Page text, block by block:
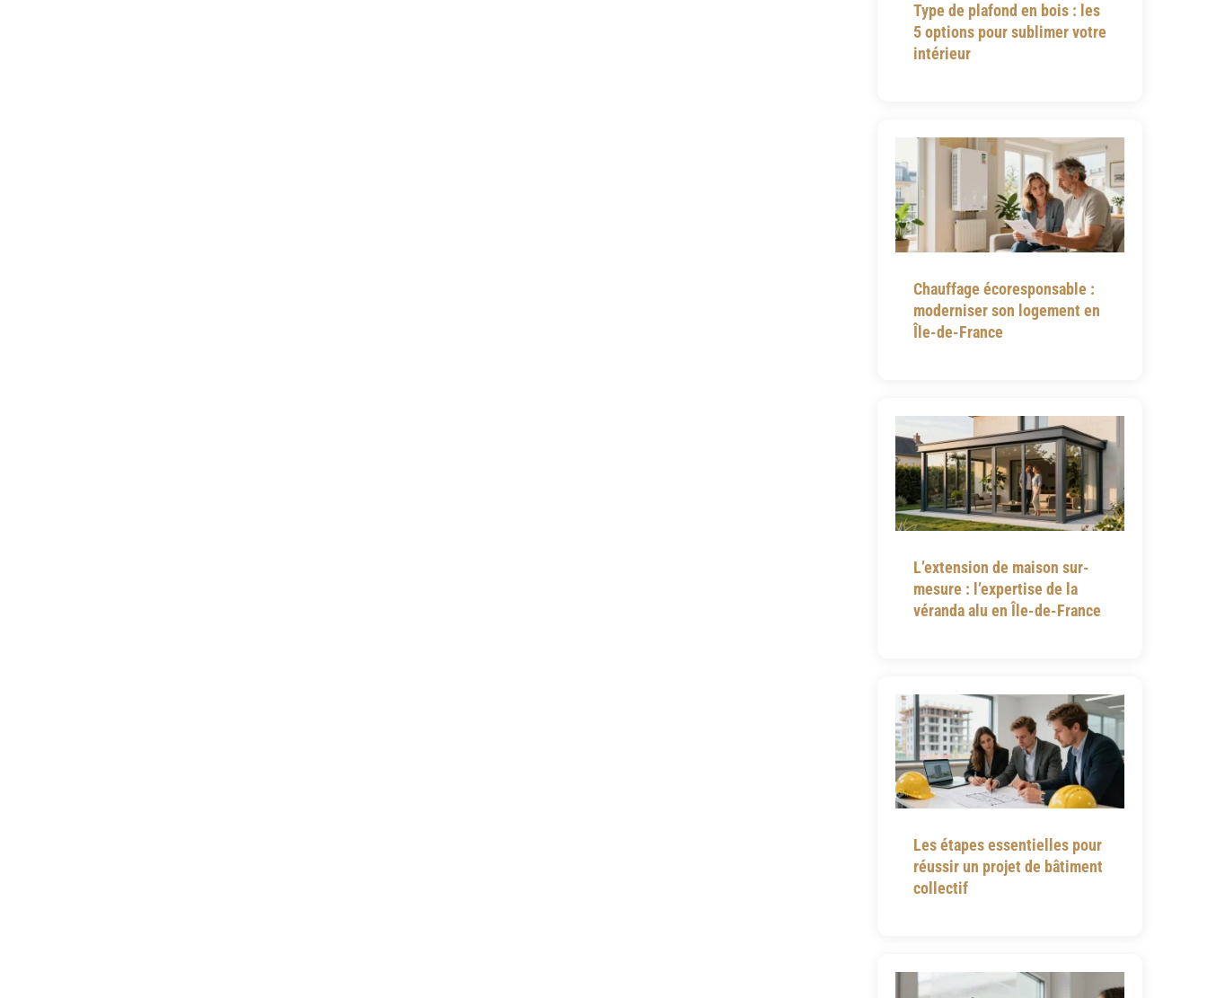
Type de plafond en bois : les
5 options pour sublimer votre
intérieur
Chauffage écoresponsable :
moderniser son logement en
Île-de-France
L’extension de maison sur-
mesure : l’expertise de la
véranda alu en Île-de-France
Les étapes essentielles pour
réussir un projet de bâtiment
collectif